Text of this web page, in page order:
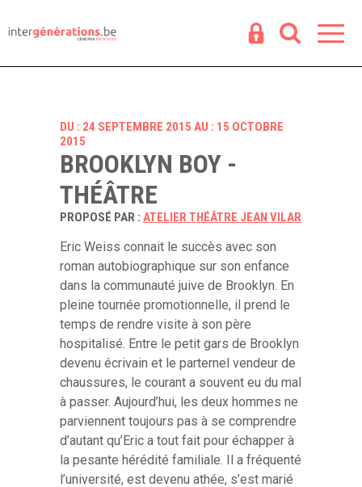
DU : 24 SEPTEMBRE 2015 AU : 15 OCTOBRE
2015
BROOKLYN BOY -
THÉÂTRE
PROPOSÉ PAR : ATELIER THÉÂTRE JEAN VILAR
Eric Weiss connait le succès avec son
roman autobiographique sur son enfance
dans la communauté juive de Brooklyn. En
pleine tournée promotionnelle, il prend le
temps de rendre visite à son père
hospitalisé. Entre le petit gars de Brooklyn
devenu écrivain et le parternel vendeur de
chaussures, le courant a souvent eu du mal
à passer. Aujourd’hui, les deux hommes ne
parviennent toujours pas à se comprendre
d’autant qu’Eric a tout fait pour échapper à
la pesante hérédité familiale. Il a fréquenté
l’université, est devenu athée, s’est marié